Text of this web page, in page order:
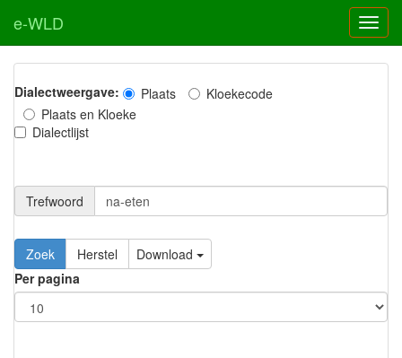
e-WLD
Dialectweergave: Plaats
Kloekecode
Plaats en Kloeke
Dialectlijst
Trefwoord
Download
Per pagina